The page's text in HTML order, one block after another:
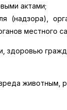
актами;
(надзора),
здоровью
животным,